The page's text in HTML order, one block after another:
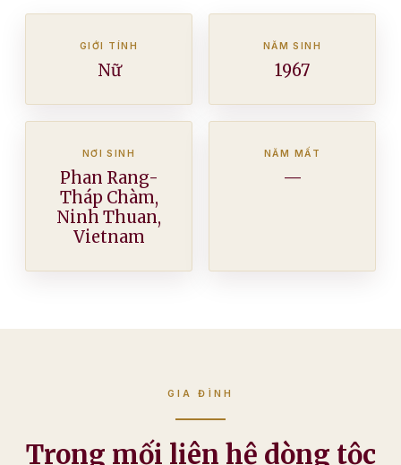
GIỚI TÍNH
Nữ
NĂM SINH
1967
NƠI SINH
Phan Rang-
Tháp Chàm,
Ninh Thuan,
Vietnam
NĂM MẤT
—
GIA ĐÌNH
Trong mối liên hệ dòng tộc